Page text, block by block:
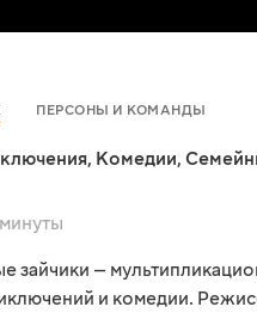
ПЕРСОНЫ И КОМАНДЫ
, Комедии,
зайчики —
и комедии.